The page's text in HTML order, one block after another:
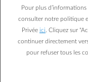
element-pointer-select Nouvelle
Pour plus
consulter notre politique
Privée ici . Cliquez sur
continuer directement
pour refuser tous les